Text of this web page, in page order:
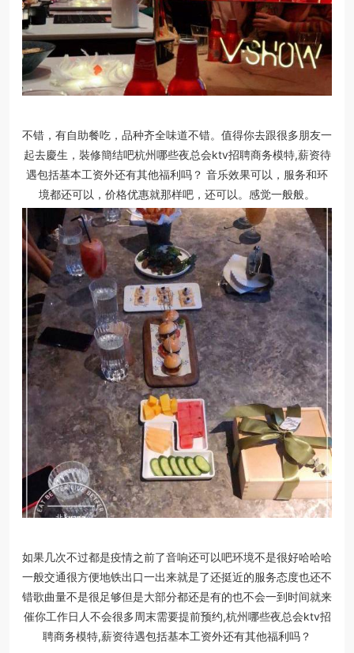
不错，有自助餐吃，品种齐全味道不错。值得你去跟很多朋友一
起去慶生，裝修簡结吧杭州哪些夜总会ktv招聘商务模特,薪资待
遇包括基本工资外还有其他福利吗？ 音乐效果可以，服务和环
境都还可以，价格优惠就那样吧，还可以。感觉一般般。
如果几次不过都是疫情之前了音响还可以吧环境不是很好哈哈哈
一般交通很方便地铁出口一出来就是了还挺近的服务态度也还不
错歌曲量不是很足够但是大部分都还是有的也不会一到时间就来
催你工作日人不会很多周末需要提前预约,杭州哪些夜总会ktv招
聘商务模特,薪资待遇包括基本工资外还有其他福利吗？